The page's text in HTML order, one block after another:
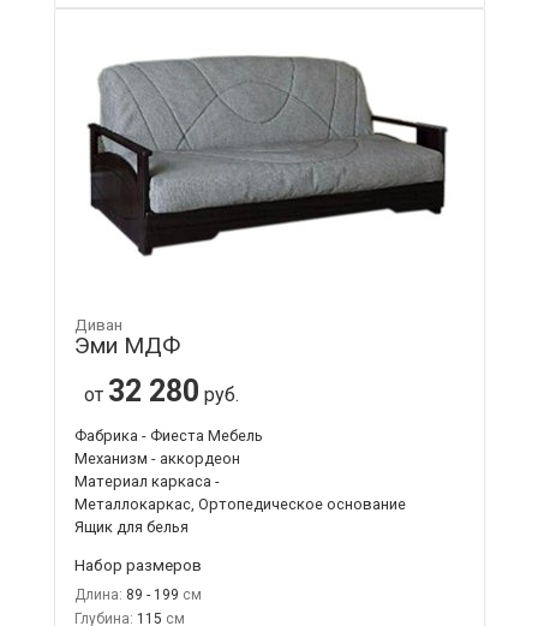
Диван
Эми МДФ
от 32 280 руб.
Фабрика - Фиеста Мебель
Механизм - аккордеон
Материал каркаса -
Металлокаркас, Ортопедическое основание
Ящик для белья
Набор размеров
Длина: 89 - 199
Глубина: 115